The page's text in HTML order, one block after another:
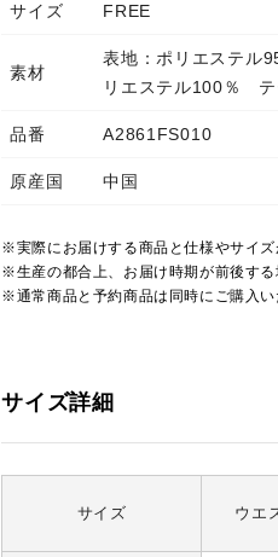
サイズ FREE
素材
表地：ポリエステ
リエステル100％ テ
品番 A2861FS010
原産国 中国
※実際にお届けする商品と仕様やサイズ
※生産の都合上、お届け時期が前後する
※通常商品と予約商品は同時にご購入い
サイズ詳細
サイズ ウエ